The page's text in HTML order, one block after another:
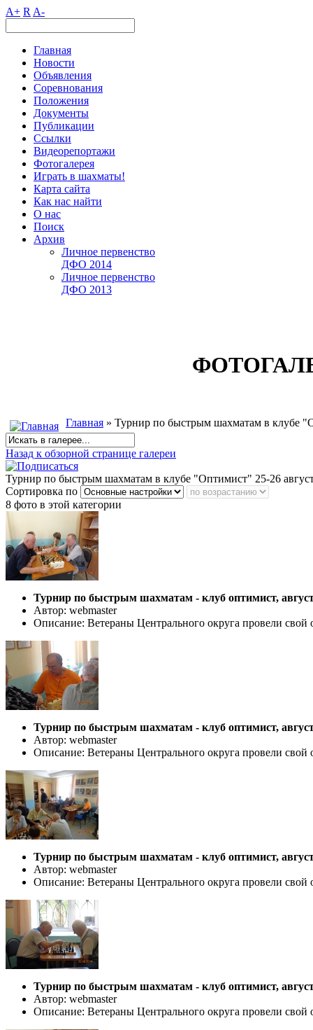
A+ R A-
Главная
Новости
Объявления
Соревнования
Положения
Документы
Публикации
Ссылки
Видеорепортажи
Фотогалерея
Играть в шахматы!
Карта сайта
Как нас найти
О нас
Поиск
Архив
Личное первенство
ДФО 2014
Личное первенство
ДФО 2013
Главная » Турнир по быстрым шахматам в клубе
Назад к обзорной странице галереи
Турнир по быстрым шахматам в клубе "Оптимист" 25-26
Сортировка по
8 фото в этой категории
Турнир по быстрым шахматам - клуб оптимист,
Автор: webmaster
Описание: Ветераны Центрального округа провели
Турнир по быстрым шахматам - клуб оптимист,
Автор: webmaster
Описание: Ветераны Центрального округа провели
Турнир по быстрым шахматам - клуб оптимист,
Автор: webmaster
Описание: Ветераны Центрального округа провели
Турнир по быстрым шахматам - клуб оптимист,
Автор: webmaster
Описание: Ветераны Центрального округа провели